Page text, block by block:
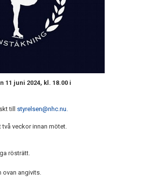
juni 2024, kl. 18.00 i
till styrelsen@nhc.nu.
veckor innan mötet.
rösträtt.
ovan angivits.